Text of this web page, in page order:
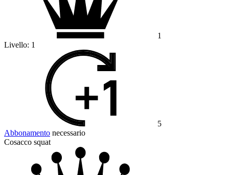
1
Livello: 1
5
Abbonamento necessario
Cosacco squat